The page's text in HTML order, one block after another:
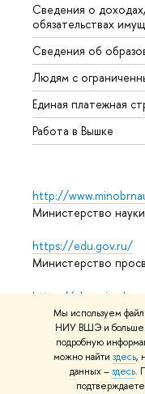
Мы используем
НИУ ВШЭ и
подробную
можно найти здесь,
данных –здесь.
Сведения о
обязательствах
Сведения об
Людям с
Единая платежная
Работа в Вышке
http://
Министерство
https://edu.gov.ru/
Министерство
https://
Массовые
© НИУ ВШЭ 1993–2026
использования